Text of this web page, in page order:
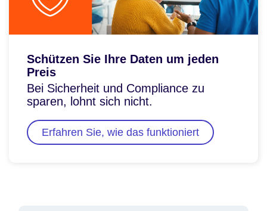
Schützen Sie Ihre Daten um jeden
Preis
Bei Sicherheit und Compliance zu
sparen, lohnt sich nicht.
Erfahren Sie, wie das funktioniert